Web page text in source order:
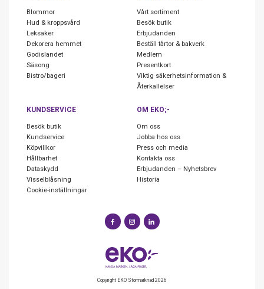
Blommor
Hud & kroppsvård
Leksaker
Dekorera hemmet
Godislandet
Säsong
Bistro/bageri
Vårt sortiment
Besök butik
Erbjudanden
Beställ tårtor & bakverk
Medlem
Presentkort
Viktig säkerhetsinformation &
Återkallelser
KUNDSERVICE
Besök butik
Kundservice
Köpvillkor
Hållbarhet
Dataskydd
Visselblåsning
Cookie-inställningar
OM EKO;-
Om oss
Jobba hos oss
Press och media
Kontakta oss
Erbjudanden – Nyhetsbrev
Historia
Copyright EKO Stormarknad 2026